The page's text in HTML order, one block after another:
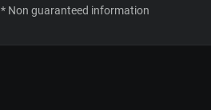
* Non guaranteed information